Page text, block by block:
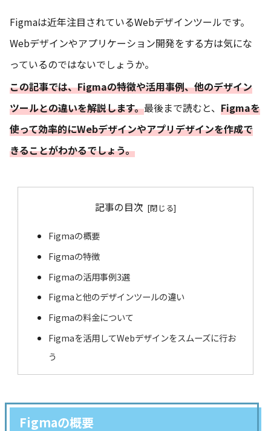
Figmaは近年注目されているWebデザインツールです。
Webデザインやアプリケーション開発をする方は気にな
っているのではないでしょうか。
この記事では、Figmaの特徴や活用事例、他のデザイン
ツールとの違いを解説します。最後まで読むと、 Figmaを
使って効率的にWebデザインやアプリデザインを作成で
きることがわかるでしょう。
記事の目次
Figmaの概要
Figmaの特徴
Figmaの活用事例3選
Figmaと他のデザインツールの違い
Figmaの料金について
Figmaを活用してWebデザインをスムーズに行お
う
Figmaの概要